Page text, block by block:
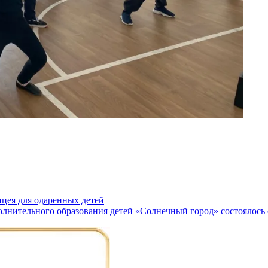
для одаренных детей
образования детей «Солнечный город»